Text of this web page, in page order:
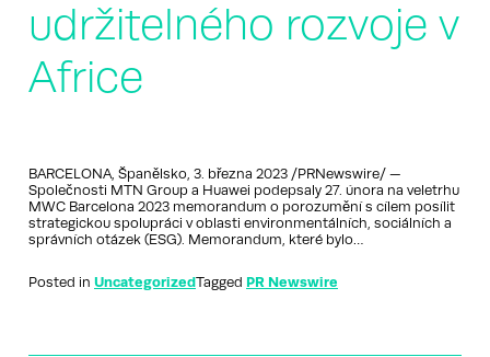
udržitelného rozvoje v
Africe
BARCELONA, Španělsko, 3. března 2023 /PRNewswire/ —
Společnosti MTN Group a Huawei podepsaly 27. února na veletrhu
MWC Barcelona 2023 memorandum o porozumění s cílem posílit
strategickou spolupráci v oblasti environmentálních, sociálních a
správních otázek (ESG). Memorandum, které bylo…
Posted in UncategorizedTagged PR Newswire